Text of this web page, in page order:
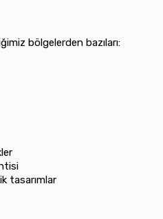
bölgelerden bazıları:
tasarımlar